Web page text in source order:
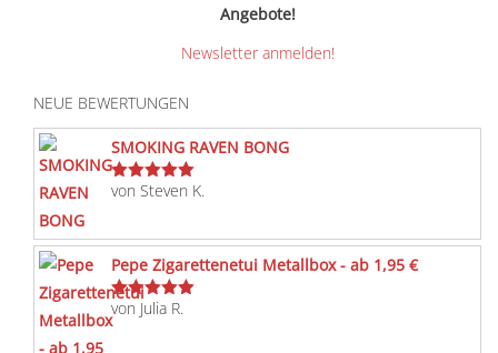
Angebote!
Newsletter anmelden!
NEUE BEWERTUNGEN
SMOKING RAVEN BONG
Bewertet
von Steven K.
Pepe Zigarettenetui Metallbox - ab 1,95 €
Bewertet
mit
von Julia R.